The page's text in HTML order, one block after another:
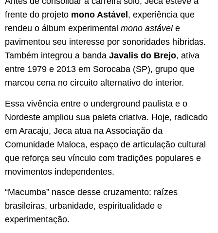
frente do projeto mono Astável , experiência que
rendeu o álbum experimental mono astávele
pavimentou seu interesse por sonoridades híbridas.
Também integrou a banda Javalis do Brejo, ativa
entre 1979 e 2013 em Sorocaba (SP), grupo que
marcou cena no circuito alternativo do interior.
Essa vivência entre o underground paulista e o
Nordeste ampliou sua paleta criativa. Hoje, radicado
em Aracaju, Jeca atua na Associação da
Comunidade Maloca, espaço de articulação cultural
que reforça seu vínculo com tradições populares e
movimentos independentes.
“Macumba” nasce desse cruzamento: raízes
brasileiras, urbanidade, espiritualidade e
experimentação.